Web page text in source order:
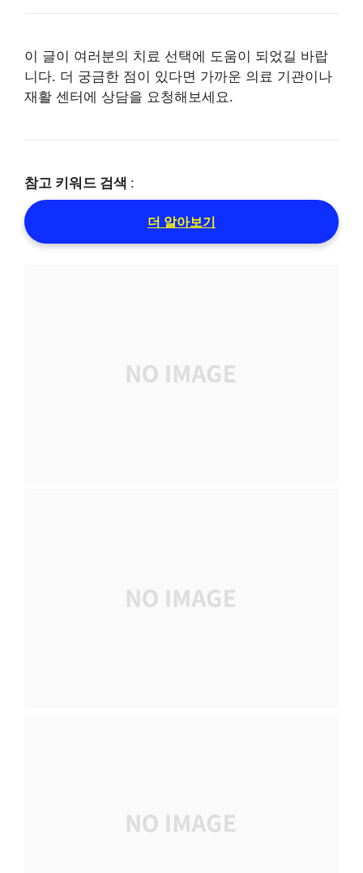
이 글이 여러분의 치료 선택에 도움이 되었길 바랍
니다. 더 궁금한 점이 있다면 가까운 의료 기관이나
재활 센터에 상담을 요청해보세요.
참고 키워드 검색 :
더 알아보기